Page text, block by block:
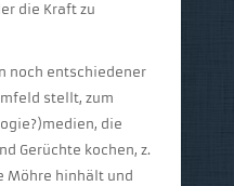
die Kraft zu
noch entschiedener
stellt, zum
die
Gerüchte kochen, z.
Möhre hinhält und